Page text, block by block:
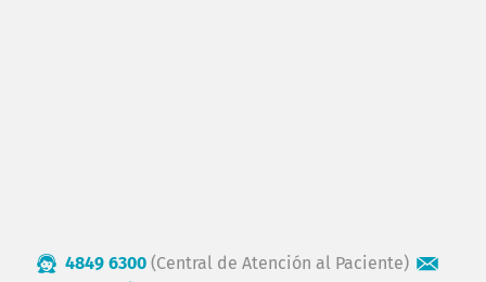
4849 6300 (Central de Atención al Paciente)